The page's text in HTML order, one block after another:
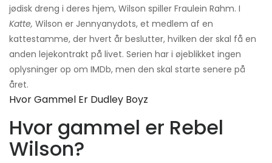
jødisk dreng i deres hjem, Wilson spiller Fraulein Rahm. I
Katte, Wilson er Jennyanydots, et medlem af en
kattestamme, der hvert år beslutter, hvilken der skal få en
anden lejekontrakt på livet. Serien har i øjeblikket ingen
oplysninger op om IMDb, men den skal starte senere på
året.
Hvor Gammel Er Dudley Boyz
Hvor gammel er Rebel
Wilson?